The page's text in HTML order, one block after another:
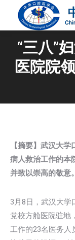
“三八”
医院院
【摘要】武汉大
病人救治工作的本
并致以崇高的敬意。
3月8日，武汉大学
党校方舱医院驻地
工作的23名医务人